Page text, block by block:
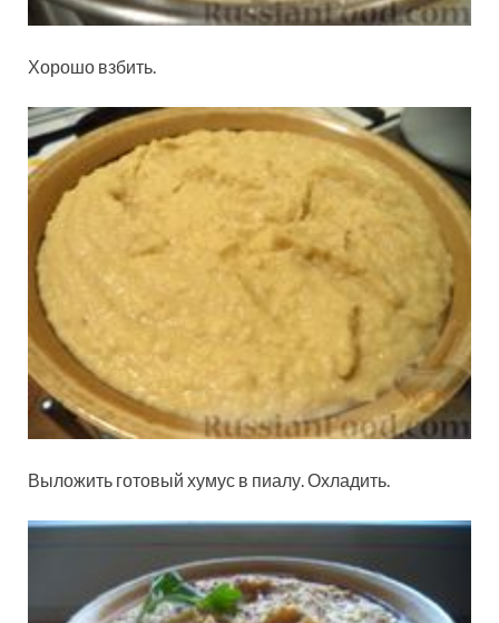
Хорошо взбить.
Выложить готовый хумус в пиалу. Охладить.